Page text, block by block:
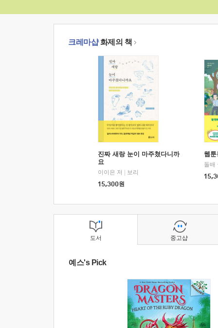
크레마샵화제의 책
진짜 새랑 눈이 마주쳤다니까
요
이이은 저
보리
15,300원
웹
돌배
도서
예스's Pick
중고샵